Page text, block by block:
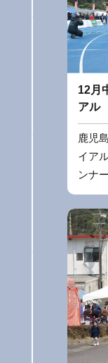
12月
アル
鹿児
イア
ンナ